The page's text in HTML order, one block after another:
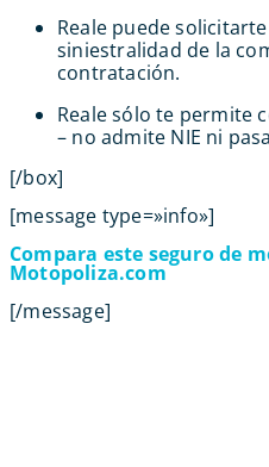
Reale puede
siniestralidad de la
contratación.
Reale sólo te permite
– no admite NIE ni
[/box]
[message type=»info»]
Compara este seguro de
Motopoliza.com
[/message]